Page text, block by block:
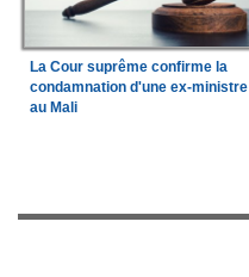
La Cour suprême confirme la
condamnation d'une ex-ministre
au Mali